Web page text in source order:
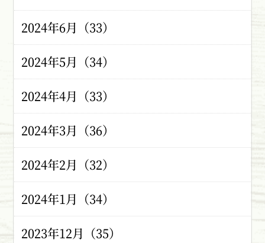
2024年6月（33）
2024年5月（34）
2024年4月（33）
2024年3月（36）
2024年2月（32）
2024年1月（34）
2023年12月（35）